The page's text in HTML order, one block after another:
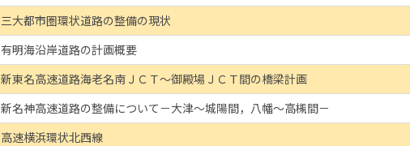
三大都市圏環状道路の整備の現状
有明海沿岸道路の計画概要
新東名高速道路海老名南ＪＣＴ～御殿場ＪＣＴ間の橋梁計画
新名神高速道路の整備について－大津～城陽間，八幡～高槻間－
高速横浜環状北西線